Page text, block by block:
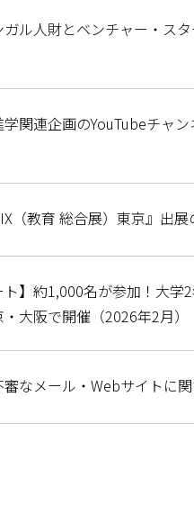
ガル人財とベンチャー・ス
学関連企画のYouTubeチャ
（教育 総合展）東京』出
ト】約1,000名が参加！大
大阪で開催（2026年2月）
審なメール・Webサイトに